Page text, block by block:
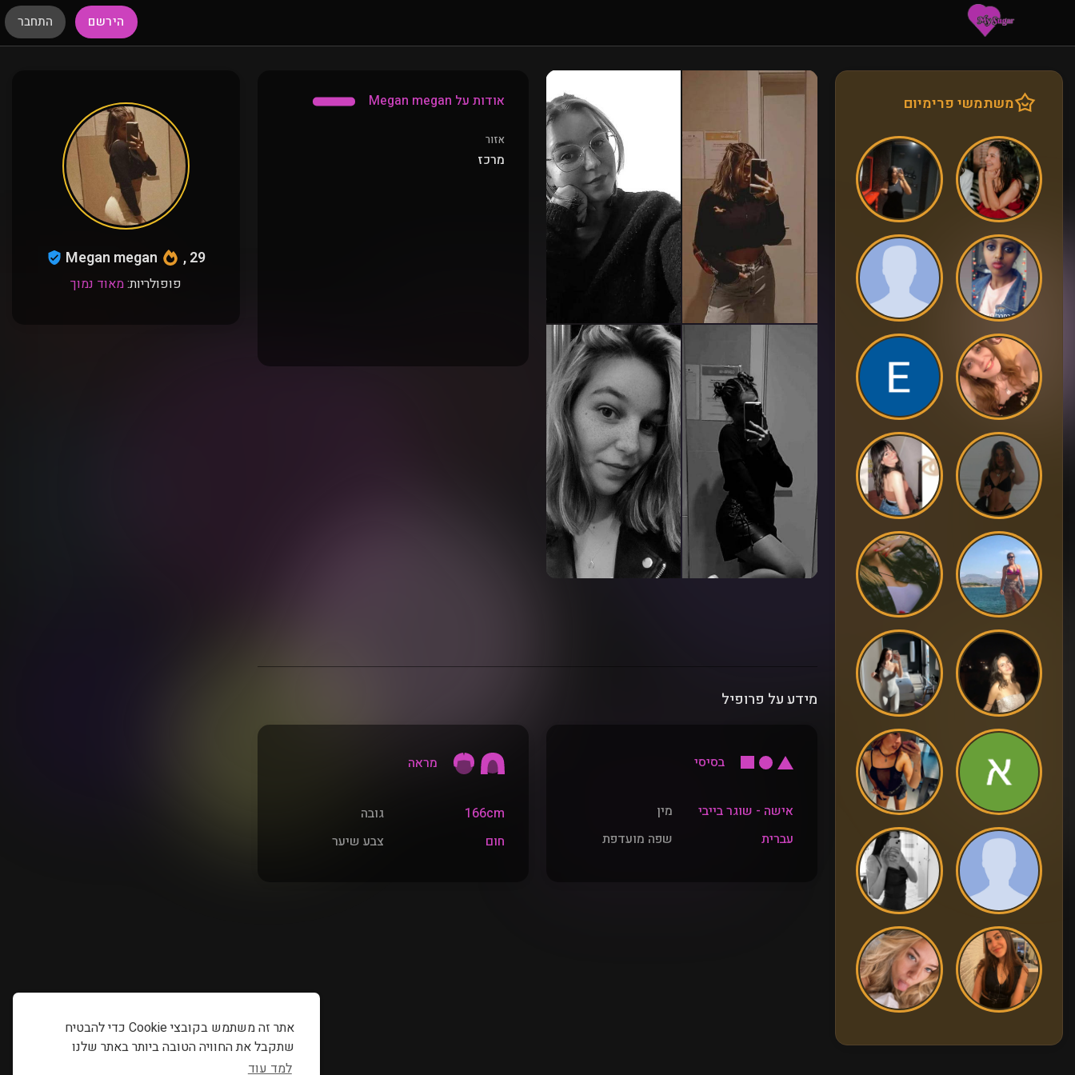
אתר זה משתמש בקובצי Cookie כדי להבטיח
שתקבל את החוויה הטובה ביותר באתר שלנו
למד עוד
התחבר הירשם
Megan megan , 29
פופולריות:מאוד נמוך
אודות על Megan megan
אזור
מרכז
מידע על פרופיל
בסיסי
מין
אישה - שוגר בייבי
שפה מועדפת
עברית
מראה
גובה
166cm
צבע שיער
חום
משתמשי פרימיום